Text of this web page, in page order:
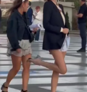
Manşetler
Resmi İlan
Sağlık